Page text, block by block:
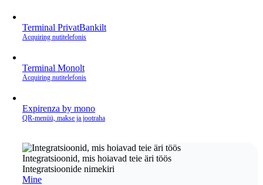
Terminal PrivatBankilt
Acquiring nutitelefonis
Terminal Monolt
Acquiring nutitelefonis
Expirenza by mono
QR‑menüü, makse ja jootraha
Integratsioonid, mis hoiavad teie äri töös
Integratsioonide nimekiri
Mine